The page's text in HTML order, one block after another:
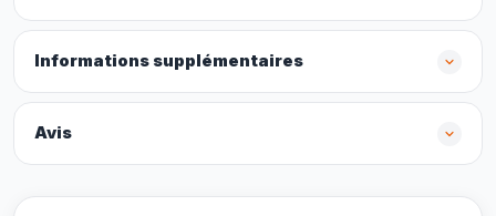
Informations supplémentaires
Avis